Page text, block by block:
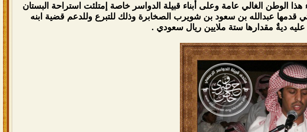
الوطن الغالي عامة وعلى أبناء قبيلة الدواسر خاصة إمتلئت استراحة البستان
التي قدمها عبدالله بن سعود بن شويرب الصخابرة وذلك للتبرع وللدعم قضية ابنه
ديةٌ مقدارها ستة ملايين ريال سعودي .